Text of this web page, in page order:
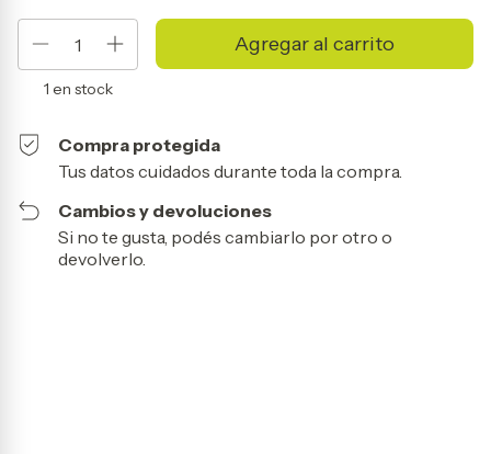
1 en stock
Compra protegida
Tus datos cuidados durante toda la compra.
Cambios y devoluciones
Si no te gusta, podés cambiarlo por otro o
devolverlo.